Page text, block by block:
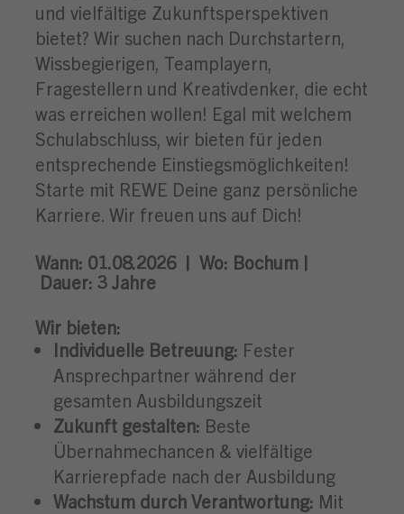
und vielfältige Zukunftsperspektiven
bietet? Wir suchen nach Durchstartern,
Wissbegierigen, Teamplayern,
Fragestellern und Kreativdenker, die echt
was erreichen wollen! Egal mit welchem
Schulabschluss, wir bieten für jeden
entsprechende Einstiegsmöglichkeiten!
Starte mit REWE Deine ganz persönliche
Karriere. Wir freuen uns auf Dich!
Wann: 01.08.2026 | Wo: Bochum |
Dauer: 3 Jahre
Wir bieten:
Individuelle Betreuung: Fester
Ansprechpartner während der
gesamten Ausbildungszeit
Zukunft gestalten: Beste
Übernahmechancen & vielfältige
Karrierepfade nach der Ausbildung
Wachstum durch Verantwortung: Mit